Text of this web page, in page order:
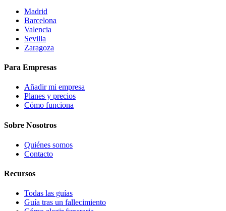
Madrid
Barcelona
Valencia
Sevilla
Zaragoza
Para Empresas
Añadir mi empresa
Planes y precios
Cómo funciona
Sobre Nosotros
Quiénes somos
Contacto
Recursos
Todas las guías
Guía tras un fallecimiento